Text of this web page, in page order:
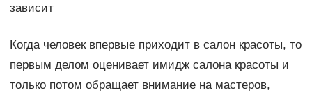
зависит
Когда человек впервые приходит в салон красоты, то
первым делом оценивает имидж салона красоты и
только потом обращает внимание на мастеров,